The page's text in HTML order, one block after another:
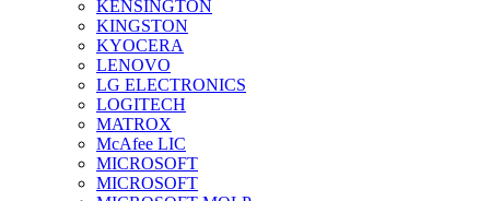
KENSINGTON
KINGSTON
KYOCERA
LENOVO
LG ELECTRONICS
LOGITECH
MATROX
McAfee LIC
MICROSOFT
MICROSOFT